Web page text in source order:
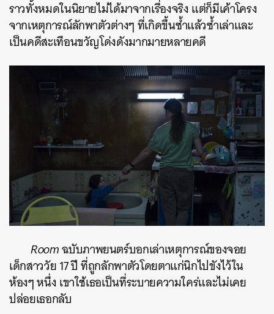
ราวทั้งหมดในนิยายไม่ได้มาจากเรื่องจริง แต่ก็มีเค้าโครง
จากเหตุการณ์ลักพาตัวต่างๆ ที่เกิดขึ้นซ้ำแล้วซ้ำเล่าและ
เป็นคดีสะเทือนขวัญโด่งดังมากมายหลายคดี
Roomฉบับภาพยนตร์บอกเล่าเหตุการณ์ของจอย
เด็กสาววัย 17 ปี ที่ถูกลักพาตัวโดยตาแก่นิกไปขังไว้ใน
ห้องๆ หนึ่ง เขาใช้เธอเป็นที่ระบายความใคร่และไม่เคย
ปล่อยเธอกลับ